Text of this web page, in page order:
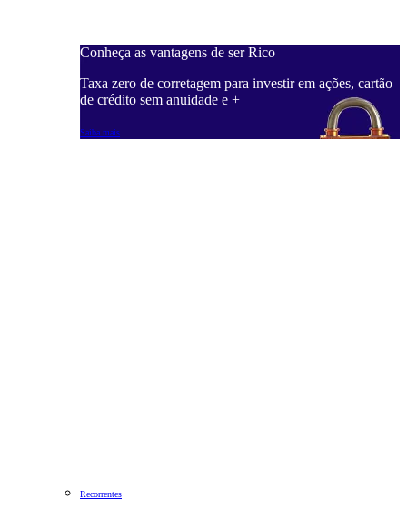
Conheça as vantagens de ser Rico
Taxa zero de corretagem para investir em ações, cartão
de crédito sem anuidade e +
Saiba mais
Recorrentes